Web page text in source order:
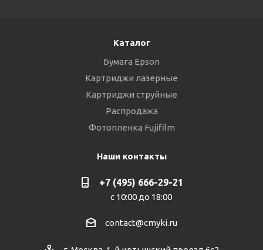
Каталог
Бумага Epson
Картриджи лазерные
Картриджи струйные
Распродажа
Фотопленка Fujifilm
Наши контакты
+7 (495) 666-29-21
с 10:00 до 18:00
contact@cmyki.ru